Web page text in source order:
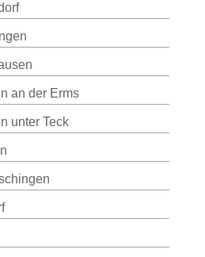
an der Erms
unter Teck